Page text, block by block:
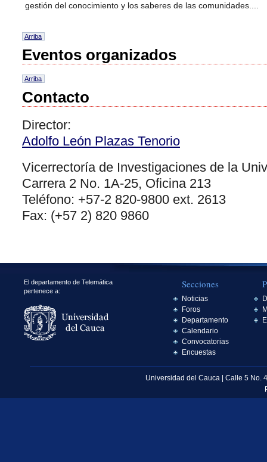
gestión del conocimiento y los saberes de las comunidades....
Arriba
Eventos organizados
Arriba
Contacto
Director:
Adolfo León Plazas Tenorio
Vicerrectoría de Investigaciones de la
Carrera 2 No. 1A-25, Oficina 213
Teléfono: +57-2 820-9800 ext. 2613
Fax: (+57 2) 820 9860
El departamento de Telemática
pertenece a:
Secciones
Noticias
Foros
Departamento
Calendario
Convocatorias
Encuestas
Universidad del Cauca | Calle 5 No.